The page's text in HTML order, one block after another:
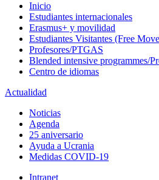
Inicio
Estudiantes internacionales
Erasmus+ y movilidad
Estudiantes Visitantes (Free
Profesores/PTGAS
Blended intensive programmes/
Centro de idiomas
Actualidad
Noticias
Agenda
25 aniversario
Ayuda a Ucrania
Medidas COVID-19
Intranet